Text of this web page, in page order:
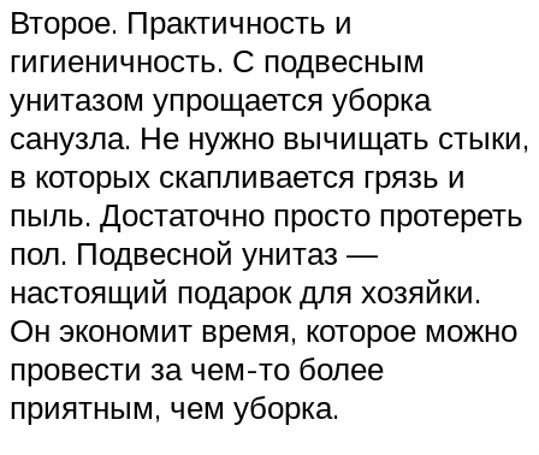
Второе. Практичность и
гигиеничность. С подвесным
унитазом упрощается уборка
санузла. Не нужно вычищать стыки,
в которых скапливается грязь и
пыль. Достаточно просто протереть
пол. Подвесной унитаз —
настоящий подарок для хозяйки.
Он экономит время, которое можно
провести за чем-то более
приятным, чем уборка.